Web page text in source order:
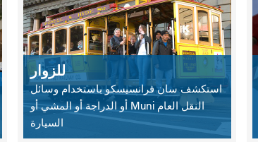
للزوار
استكشف سان فرانسيسكو باستخدام وسائل
النقل العام Muni أو الدراجة أو المشي أو
السيارة